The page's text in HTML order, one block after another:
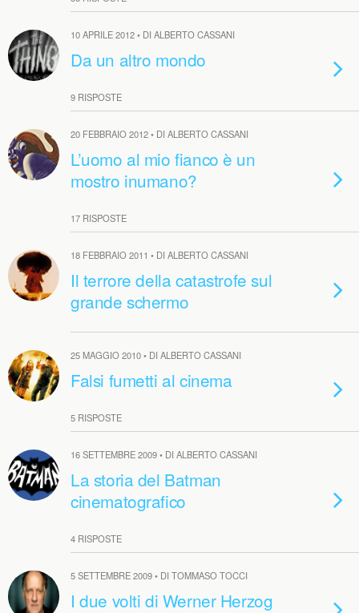
10 APRILE 2012 • DI ALBERTO CASSANI
Da un altro mondo
9 RISPOSTE
20 FEBBRAIO 2012 • DI ALBERTO CASSANI
L’uomo al mio fianco è un
mostro inumano?
17 RISPOSTE
18 FEBBRAIO 2011 • DI ALBERTO CASSANI
Il terrore della catastrofe sul
grande schermo
25 MAGGIO 2010 • DI ALBERTO CASSANI
Falsi fumetti al cinema
5 RISPOSTE
16 SETTEMBRE 2009 • DI ALBERTO CASSANI
La storia del Batman
cinematografico
4 RISPOSTE
5 SETTEMBRE 2009 • DI TOMMASO TOCCI
I due volti di Werner Herzog